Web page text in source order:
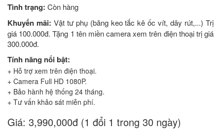
Tình trạng: Còn hàng
Khuyến mãi: Vật tư phụ (băng keo tắc kê ốc vít, dây rút,...) Trị
giá 100.000đ. Tặng 1 tên miền camera xem trên điện thoại trị giá
300.000đ.
Tính năng nổi bật:
+ Hỗ trợ xem trên điện thoại.
+ Camera Full HD 1080P.
+ Bảo hành hệ thống 24 tháng.
+ Tư vấn khảo sát miễn phí.
Giá: 3,990,000đ (1 đổi 1 trong 30 ngày)